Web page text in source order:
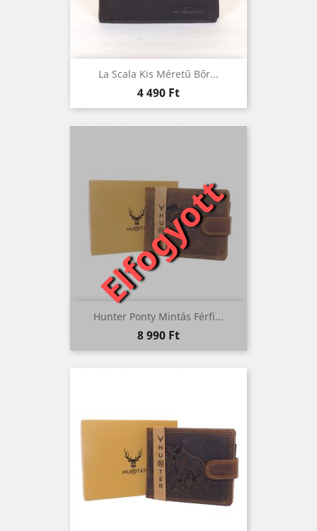
La Scala Kis Méretű Bőr...
Ár
4 490 Ft
Elfogyott
Hunter Ponty Mintás Férfi...
Ár
8 990 Ft